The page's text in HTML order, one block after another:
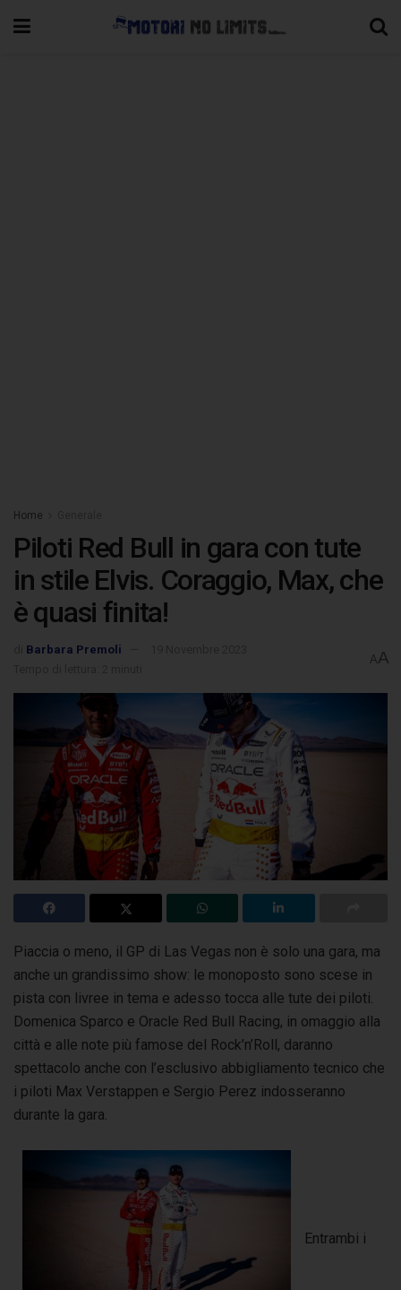
Home
Piloti Red Bull in gara con tute
in stile Elvis. Coraggio, Max, che
è quasi finita!
Barbara Premoli
AA
Piaccia o meno, il GP di Las Vegas non è solo una gara, ma
anche un grandissimo show: le monoposto sono scese in
pista con livree in tema e adesso tocca alle tute dei piloti.
Domenica Sparco e Oracle Red Bull Racing, in omaggio alla
città e alle note più famose del Rock’n’Roll, daranno
spettacolo anche con l’esclusivo abbigliamento tecnico che
i piloti Max Verstappen e Sergio Perez indosseranno
durante la gara.
Entrambi i